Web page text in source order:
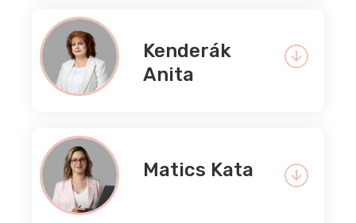
Kenderák
Anita
Matics Kata